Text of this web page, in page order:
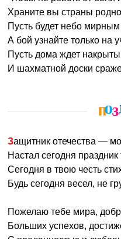
Храните вы страны
Пусть будет небо
А бой узнайте только на
Пусть дома ждет
И шахматной доски
Защитник отечества —
Настал сегодня праздник
Сегодня в твою честь
Будь сегодня весел, не
Пожелаю тебе мира,
Больших успехов,